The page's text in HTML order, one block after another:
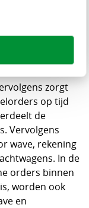
rolcontainers en
die de
zorgt
op tijd
de
Vervolgens
wave, rekening
In de
orders binnen
worden ook
en